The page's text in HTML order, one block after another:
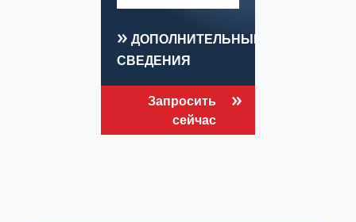
ДОПОЛНИТЕЛЬНЫЕ
СВЕДЕНИЯ
Запросить
сейчас